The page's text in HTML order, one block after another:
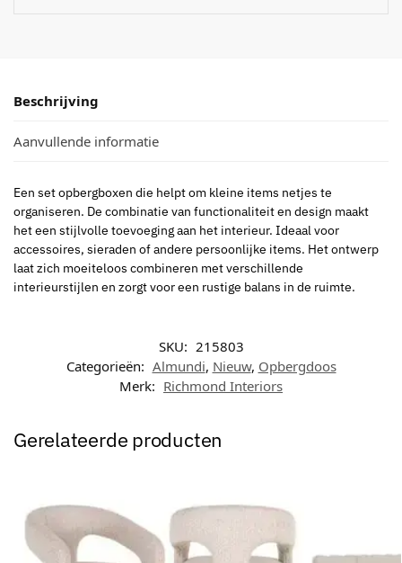
Beschrijving
Aanvullende informatie
Een set opbergboxen die helpt om kleine items netjes te
organiseren. De combinatie van functionaliteit en design maakt
het een stijlvolle toevoeging aan het interieur. Ideaal voor
accessoires, sieraden of andere persoonlijke items. Het ontwerp
laat zich moeiteloos combineren met verschillende
interieurstijlen en zorgt voor een rustige balans in de ruimte.
SKU: 215803
Categorieën: Almundi, Nieuw, Opbergdoos
Merk: Richmond Interiors
Gerelateerde producten